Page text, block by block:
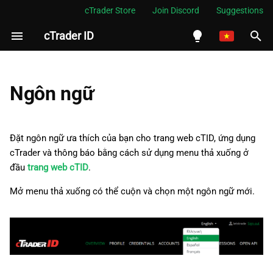
cTrader Store Join Discord Suggestions
cTrader ID
Indonesia
ไทย
Tiếng Việt
한국어
I
i
a
l
i
z
Ngôn ngữ
Đặt ngôn ngữ ưa thích của bạn cho trang web cTID, ứng dụng
cTrader và thông báo bằng cách sử dụng menu thả xuống ở
đầu trang web cTID.
Mở menu thả xuống có thể cuộn và chọn một ngôn ngữ mới.